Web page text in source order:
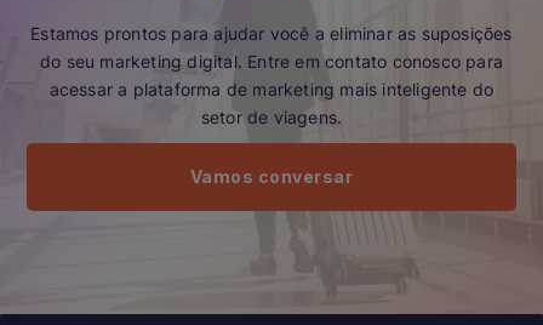
Estamos prontos para ajudar você a eliminar as suposições
do seu marketing digital. Entre em contato conosco para
acessar a plataforma de marketing mais inteligente do
setor de viagens.
Vamos conversar